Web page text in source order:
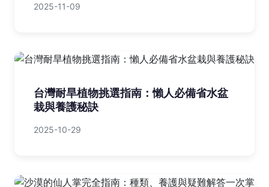
2025-11-09
台灣耐旱植物挑選指南：懶人必備省水盆
栽與養護秘訣
2025-10-29